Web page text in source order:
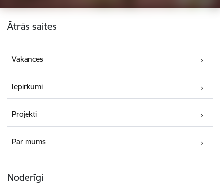
Kājene
Ātrās saites
Vakances
Iepirkumi
Projekti
Par mums
Noderīgi